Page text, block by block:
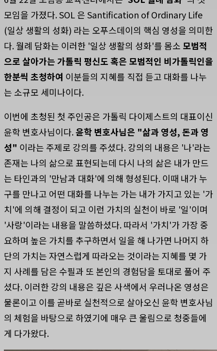
모임을 가졌다. SOL 은 Santification of Ordinary Life
(일상 생활의 성화) 라는 오푸스데이의 핵심 영성을 의미한
다. 월례 담화는 이러한 '일상 생활의 성화'를 몸소 모범적
으로 살아가는 가톨릭 평신도 혹은 모범적인 비가톨릭인을
한분씩 초청하여 이분들의 지혜를 직접 듣고 대화를 나누
는 소규모 세미나이다.
이번에 초청된 첫 주인공은 가톨릭 다이제스트의 대표이신
윤학 변호사님이다.윤학 변호사님은 "삶과 영성, 돈과 영
성" 이라는 주제로 강의를 주셨다. 강의의 내용은 '나'라는
존재는 나의 삶으로 표현되는데 다시 나의 삶은 내가 만드
는 타인과의 '만남과 대화'에 의해 형성된다. 이때 내가 누
구를 만나고 어떤 대화를 나누는 가는 내가 가지고 있는 '가
치'에 의해 결정이 되고 이런 가치의 실천이 바로 '일'이며
'사랑'이라는 내용을 말씀하셨다. 따라서 '가치'가 가장 중
요하며 높은 가치를 추구하면서 일을 해 나가면 나머지 하
단의 가치는 자연스럽게 따라오는 것이라는 지혜를 몇 가
지 사례를 담은 수필과 또 본인의 경험담을 토대로 풀어 주
셨다. 이러한 강의 내용은 깊은 사색에서 우러나온 영성은
물론이고 이를 곧바로 실천적으로 살아오신 윤학 변호사님
의 체험을 바탕으로 하였기에 매우 큰 울림으로 청중들에
게 다가왔다.